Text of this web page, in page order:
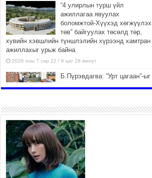
“4 улирлын турш үйл
ажиллагаа явуулах
боломжтой-Хүүхэд хөгжүүлэх
төв” байгуулах төсөлд төр,
хувийн хэвшлийн түншлэлийн хүрээнд хамтран
ажиллахыг урьж байна
2026 оны 7 сар 22 / 9 цаг 28 минут
Б.Пүрэвдагва: “Урт цагаан”-ыг
2026 оны 7 сар 21 / 16 цаг 47 минут
Тусгай замын автобус /BRT/
төслийн удирдах хорооны
ээлжит хуралдаан боллоо
2026 оны 7 сар 21 / 16 цаг 43 минут
Ерөнхий сайд Н.Учрал БНХАУ-